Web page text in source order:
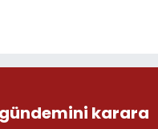
karara